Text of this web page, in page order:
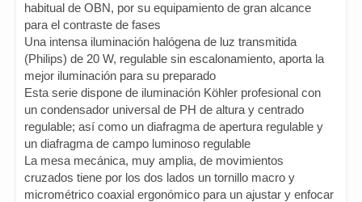
habitual de OBN, por su equipamiento de gran alcance
para el contraste de fases
Una intensa iluminación halógena de luz transmitida
(Philips) de 20 W, regulable sin escalonamiento, aporta la
mejor iluminación para su preparado
Esta serie dispone de iluminación Köhler profesional con
un condensador universal de PH de altura y centrado
regulable; así como un diafragma de apertura regulable y
un diafragma de campo luminoso regulable
La mesa mecánica, muy amplia, de movimientos
cruzados tiene por los dos lados un tornillo macro y
micrométrico coaxial ergonómico para un ajustar y enfocar